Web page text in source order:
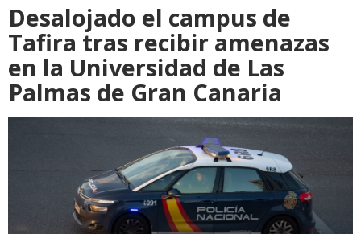
Desalojado el campus de
Tafira tras recibir amenazas
en la Universidad de Las
Palmas de Gran Canaria